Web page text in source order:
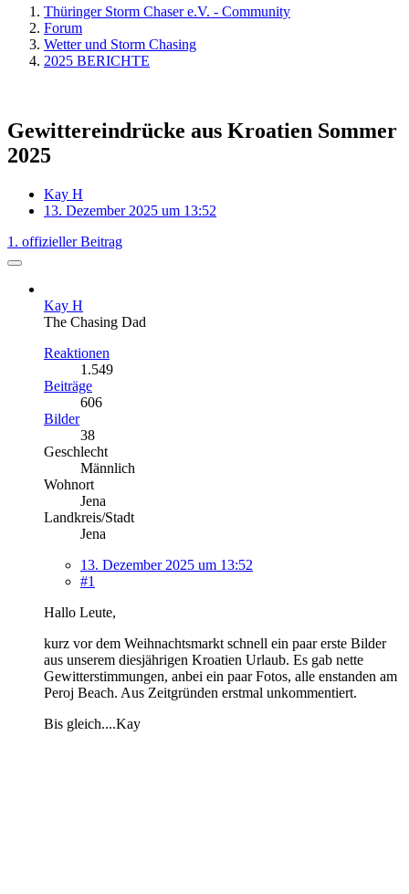
Thüringer Storm Chaser e.V. - Community
Forum
Wetter und Storm Chasing
2025 BERICHTE
Gewittereindrücke aus Kroatien Sommer
2025
Kay H
13. Dezember 2025 um 13:52
1. offizieller Beitrag
Kay H
The Chasing Dad
Reaktionen
1.549
Beiträge
606
Bilder
38
Geschlecht
Männlich
Wohnort
Jena
Landkreis/Stadt
Jena
13. Dezember 2025 um 13:52
#1
Hallo Leute,
kurz vor dem Weihnachtsmarkt schnell ein paar erste Bilder
aus unserem diesjährigen Kroatien Urlaub. Es gab nette
Gewitterstimmungen, anbei ein paar Fotos, alle enstanden am
Peroj Beach. Aus Zeitgründen erstmal unkommentiert.
Bis gleich....Kay